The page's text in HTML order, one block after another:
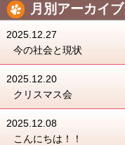
月別アーカイ
2025.12.27
今の社会と現状
2025.12.20
クリスマス会
2025.12.08
こんにちは！！